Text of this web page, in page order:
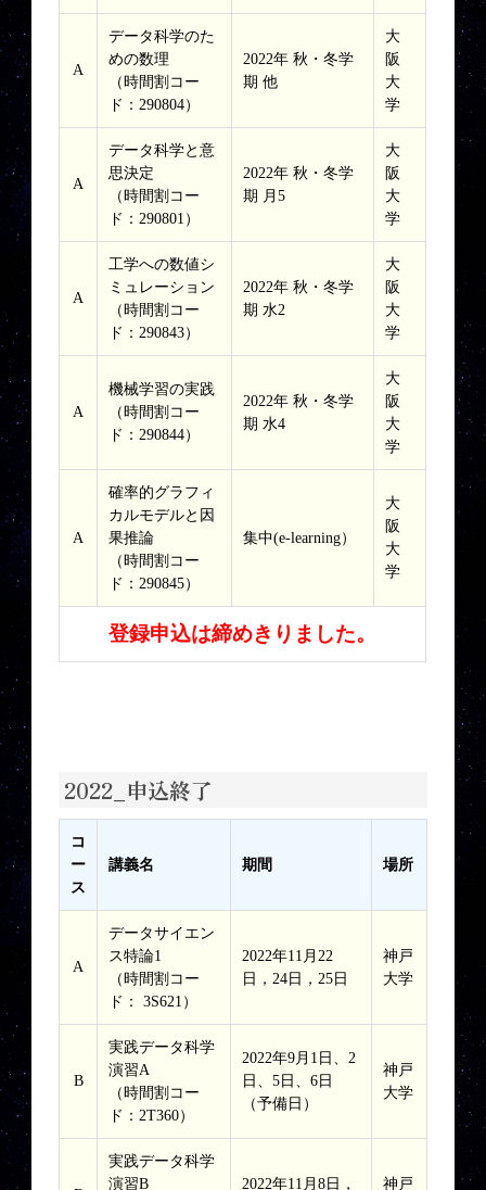
A
データ科学のた
めの数理
（時間割コー
ド：290804）
2022年 秋・冬学
期 他
大
阪
大
学
A
データ科学と意
思決定
（時間割コー
ド：290801）
2022年 秋・冬学
期 月5
大
阪
大
学
A
工学への数値シ
ミュレーション
（時間割コー
ド：290843）
2022年 秋・冬学
期 水2
大
阪
大
学
A
機械学習の実践
（時間割コー
ド：290844）
2022年 秋・冬学
期 水4
大
阪
大
学
A
確率的グラフィ
カルモデルと因
果推論
（時間割コー
ド：290845）
集中(e-learning）
大
阪
大
学
登録申込は締めきりました。
2022_申込終了
コ
ー
ス
講義名 期間 場所
A
データサイエン
ス特論1
（時間割コー
ド： 3S621）
2022年11月22
日，24日，25日
神戸
大学
B
実践データ科学
演習A
（時間割コー
ド：2T360）
2022年9月1日、2
日、5日、6日
（予備日）
神戸
大学
実践データ科学
演習B
2022年11月8日， 神戸